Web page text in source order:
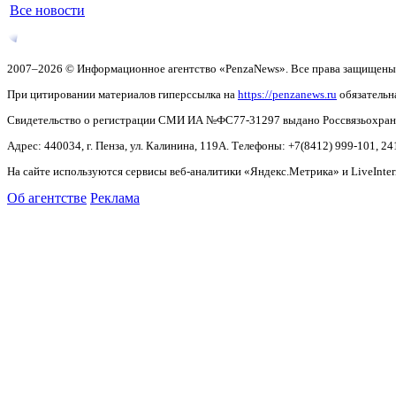
Все новости
2007–2026 © Информационное агентство «PenzaNews». Все права
При цитировании материалов гиперссылка на https://penzanews.ru
Свидетельство о регистрации СМИ ИА №ФС77-31297 выдано
Адрес: 440034, г. Пенза, ул. Калинина, 119А. Телефоны: +7(8412) 999-101,
На сайте используются сервисы веб-аналитики «Яндекс.Метрика» и
Об агентстве Реклама